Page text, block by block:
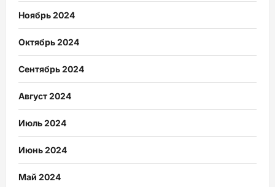
Ноябрь 2024
Октябрь 2024
Сентябрь 2024
Август 2024
Июль 2024
Июнь 2024
Май 2024